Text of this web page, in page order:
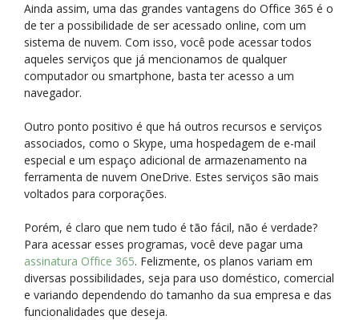
Ainda assim, uma das grandes vantagens do Office 365 é o
de ter a possibilidade de ser acessado online, com um
sistema de nuvem. Com isso, você pode acessar todos
aqueles serviços que já mencionamos de qualquer
computador ou smartphone, basta ter acesso a um
navegador.
Outro ponto positivo é que há outros recursos e serviços
associados, como o Skype, uma hospedagem de e-mail
especial e um espaço adicional de armazenamento na
ferramenta de nuvem OneDrive. Estes serviços são mais
voltados para corporações.
Porém, é claro que nem tudo é tão fácil, não é verdade?
Para acessar esses programas, você deve pagar uma
assinatura Office 365. Felizmente, os planos variam em
diversas possibilidades, seja para uso doméstico, comercial
e variando dependendo do tamanho da sua empresa e das
funcionalidades que deseja.